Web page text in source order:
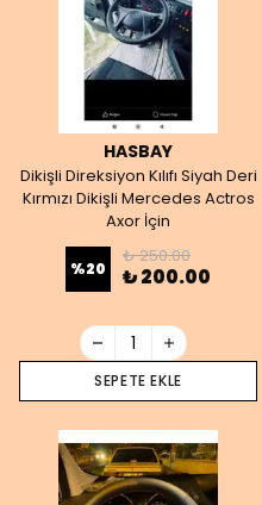
HASBAY
Dikişli Direksiyon Kılıfı Siyah Deri
Kırmızı Dikişli Mercedes Actros
Axor İçin
%20
₺ 250.00
₺ 200.00
SEPETE EKLE